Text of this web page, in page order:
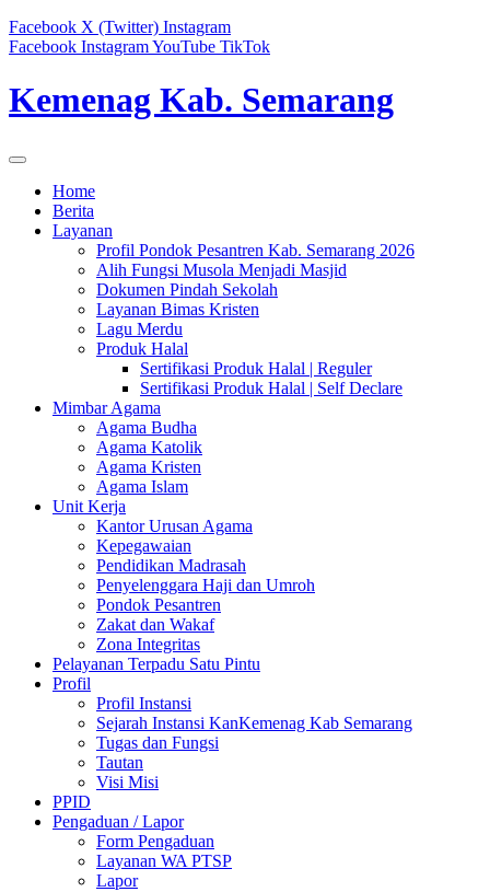
Facebook X (Twitter) Instagram
Facebook InstagramYouTube TikTok
Kemenag Kab. Semarang
Home
Berita
Layanan
Profil Pondok Pesantren Kab. Semarang 2026
Alih Fungsi Musola Menjadi Masjid
Dokumen Pindah Sekolah
Layanan Bimas Kristen
Lagu Merdu
Produk Halal
Sertifikasi Produk Halal | Reguler
Sertifikasi Produk Halal | Self Declare
Mimbar Agama
Agama Budha
Agama Katolik
Agama Kristen
Agama Islam
Unit Kerja
Kantor Urusan Agama
Kepegawaian
Pendidikan Madrasah
Penyelenggara Haji dan Umroh
Pondok Pesantren
Zakat dan Wakaf
Zona Integritas
Pelayanan Terpadu Satu Pintu
Profil
Profil Instansi
Sejarah Instansi KanKemenag Kab Semarang
Tugas dan Fungsi
Tautan
Visi Misi
PPID
Pengaduan / Lapor
Form Pengaduan
Layanan WA PTSP
Lapor